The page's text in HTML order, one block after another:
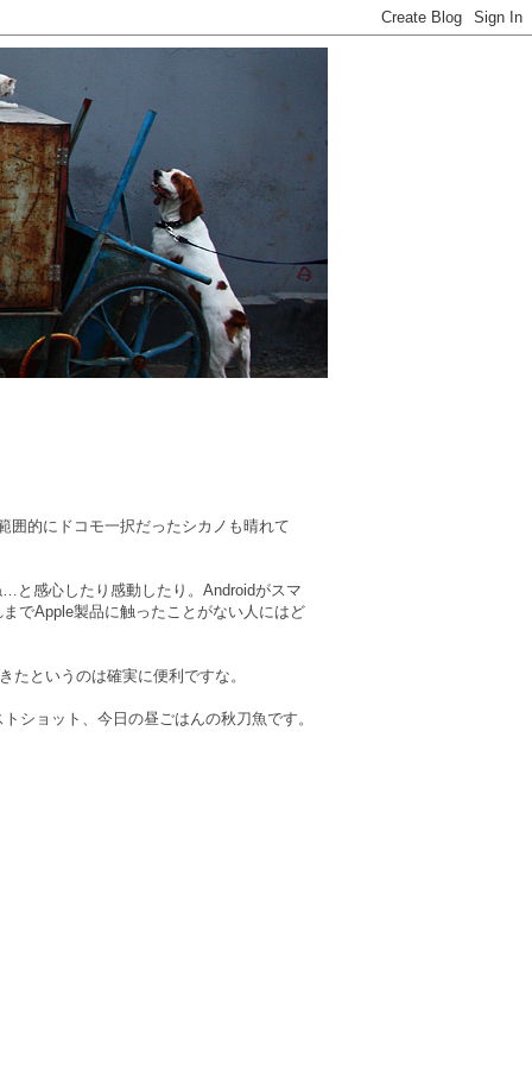
囲的にドコモ一択だったシカノも晴れて
と感心したり感動したり。Androidがスマ
でApple製品に触ったことがない人にはど
というのは確実に便利ですな。
ショット、今日の昼ごはんの秋刀魚です。